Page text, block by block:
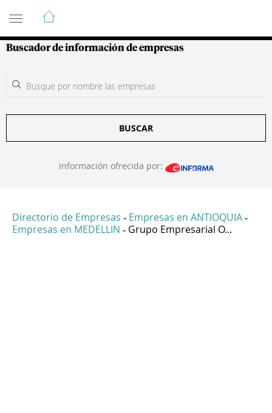
Guía de Empresas Colombianas
Buscador de información de empresas
BUSCAR
Información ofrecida por:
Directorio de Empresas - Empresas en ANTIOQUIA -
Empresas en MEDELLIN - Grupo Empresarial O...